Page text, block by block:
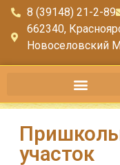
8 (39148) 21-2-89
662340,
Новоселовский
участок